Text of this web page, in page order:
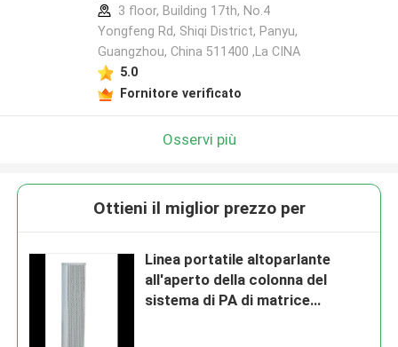
3 floor, Building 17th, No.4
Yongfeng Rd, Shiqi District, Panyu,
Guangzhou, China 511400 ,La CINA
5.0
Fornitore verificato
Osservi più
Ottieni il miglior prezzo per
Linea portatile altoparlante
all'aperto della colonna del
sistema di PA di matrice